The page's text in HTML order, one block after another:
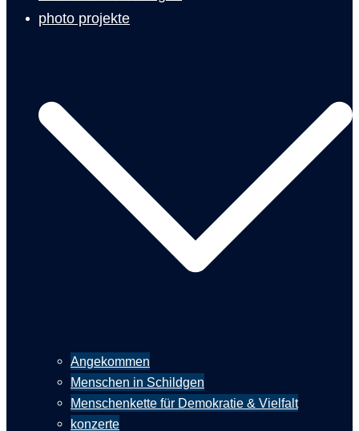
photo projekte
Angekommen
Menschen in Schildgen
Menschenkette für Demokratie & Vielfalt
konzerte